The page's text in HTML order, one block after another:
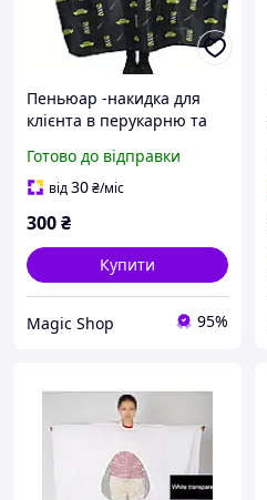
Пеньюар -накидка для
клієнта в перукарню та
Готово до відправки
від30₴/міс
300₴
Купити
Magiс Shop 95%